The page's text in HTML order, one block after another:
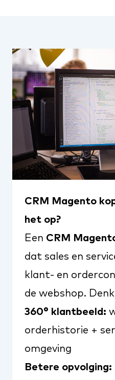
CRM Magento
het op?
Een CRM
dat sales en
klant- en
de webshop.
360° klantbeeld:
orderhistorie +
omgeving
Betere opvolging: